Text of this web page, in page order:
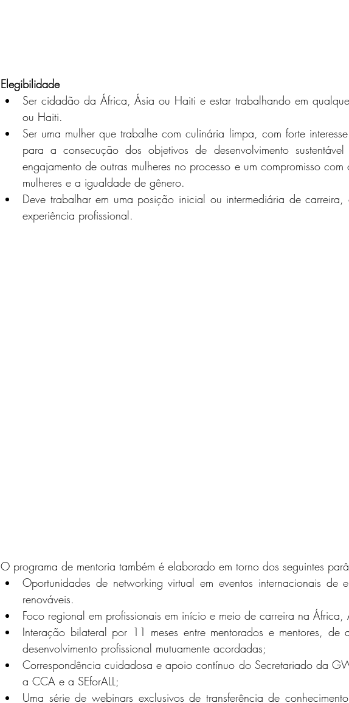
Elegibilidade
Ser cidadão da África, Ásia ou Haiti e estar trabalhando em
ou Haiti.
Ser uma mulher que trabalhe com culinária limpa, com forte
para a consecução dos objetivos de desenvolvimento
engajamento de outras mulheres no processo e um compromisso
mulheres e a igualdade de gênero.
Deve trabalhar em uma posição inicial ou intermediária de
experiência profissional.
O programa de mentoria também é elaborado em torno dos seguintes
Oportunidades de networking virtual em eventos internacionais de
renováveis.
Foco regional em profissionais em início e meio de carreira na África,
Interação bilateral por 11 meses entre mentorados e mentores, de
desenvolvimento profissional mutuamente acordadas;
Correspondência cuidadosa e apoio contínuo do Secretariado da
a CCA e a SEforALL;
Uma série de webinars exclusivos de transferência de